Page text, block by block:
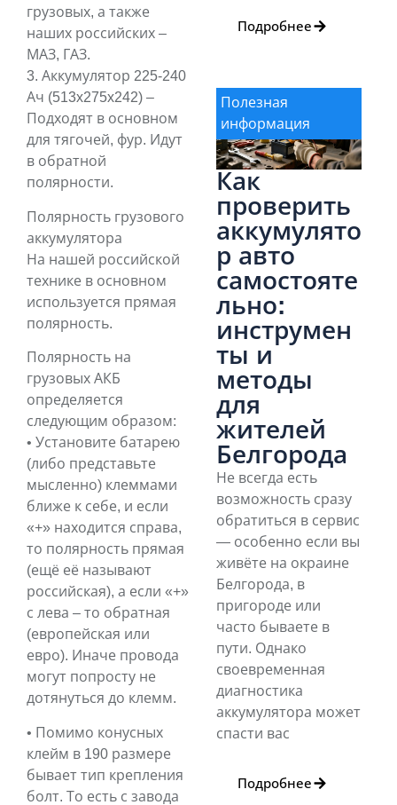
грузовых, а также
наших российских –
МАЗ, ГАЗ.
3. Аккумулятор 225-240
Ач (513x275x242) –
Подходят в основном
для тягочей, фур. Идут
в обратной
полярности.
Полярность грузового
аккумулятора
На нашей российской
технике в основном
используется прямая
полярность.
Полярность на
грузовых АКБ
определяется
следующим образом:
• Установите батарею
(либо представьте
мысленно) клеммами
ближе к себе, и если
«+» находится справа,
то полярность прямая
(ещё её называют
российская), а если «+»
с лева – то обратная
(европейская или
евро). Иначе провода
могут попросту не
дотянуться до клемм.
• Помимо конусных
клейм в 190 размере
бывает тип крепления
болт. То есть с завода
Подробнее
Полезная
информация
Как
проверить
аккумулято
р авто
самостояте
льно:
инструмен
ты и
методы
для
жителей
Белгорода
Не всегда есть
возможность сразу
обратиться в сервис
— особенно если вы
живёте на окраине
Белгорода, в
пригороде или
часто бываете в
пути. Однако
своевременная
диагностика
аккумулятора может
спасти вас
Подробнее